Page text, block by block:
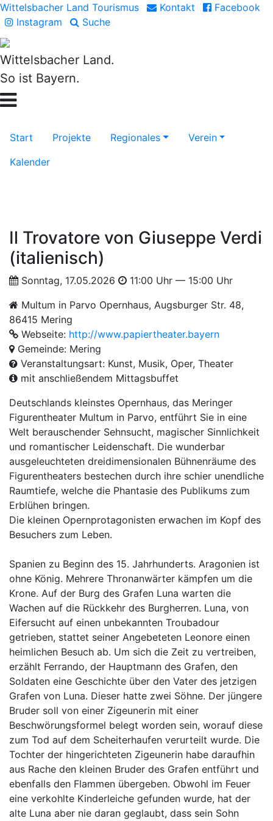
Wittelsbacher Land Tourismus Kontakt
Facebook
Instagram
Suche
Wittelsbacher Land.
So ist Bayern.
Start Projekte Regionales
Verein
Kalender
Il Trovatore von Giuseppe Verdi
(italienisch)
Sonntag, 17.05.2026
11:00 Uhr — 15:00 Uhr
Multum in Parvo Opernhaus, Augsburger Str. 48,
86415 Mering
Webseite: http://www.papiertheater.bayern
Gemeinde: Mering
Veranstaltungsart: Kunst, Musik, Oper, Theater
mit anschließendem Mittagsbuffet
Deutschlands kleinstes Opernhaus, das Meringer
Figurentheater Multum in Parvo, entführt Sie in eine
Welt berauschender Sehnsucht, magischer Sinnlichkeit
und romantischer Leidenschaft. Die wunderbar
ausgeleuchteten dreidimensionalen Bühnenräume des
Figurentheaters bestechen durch ihre schier unendliche
Raumtiefe, welche die Phantasie des Publikums zum
Erblühen bringen.
Die kleinen Opernprotagonisten erwachen im Kopf des
Besuchers zum Leben.
Spanien zu Beginn des 15. Jahrhunderts. Aragonien ist
ohne König. Mehrere Thronanwärter kämpfen um die
Krone. Auf der Burg des Grafen Luna warten die
Wachen auf die Rückkehr des Burgherren. Luna, von
Eifersucht auf einen unbekannten Troubadour
getrieben, stattet seiner Angebeteten Leonore einen
heimlichen Besuch ab. Um sich die Zeit zu vertreiben,
erzählt Ferrando, der Hauptmann des Grafen, den
Soldaten eine Geschichte über den Vater des jetzigen
Grafen von Luna. Dieser hatte zwei Söhne. Der jüngere
Bruder soll von einer Zigeunerin mit einer
Beschwörungsformel belegt worden sein, worauf diese
zum Tod auf dem Scheiterhaufen verurteilt wurde. Die
Tochter der hingerichteten Zigeunerin habe daraufhin
aus Rache den kleinen Bruder des Grafen entführt und
ebenfalls den Flammen übergeben. Obwohl im Feuer
eine verkohlte Kinderleiche gefunden wurde, hat der
alte Luna aber nie daran geglaubt, dass sein Sohn